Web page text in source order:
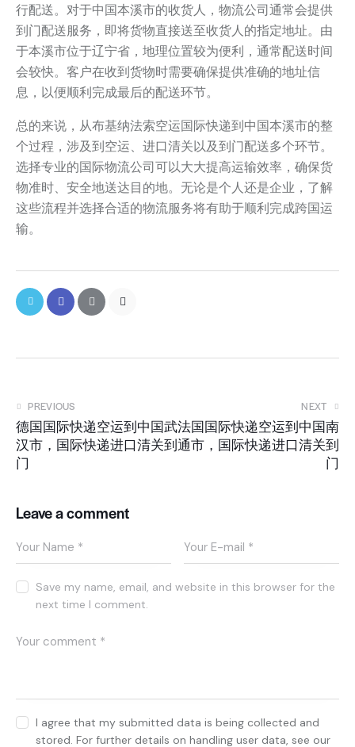
行配送。对于中国本溪市的收货人，物流公司通常会提供
到门配送服务，即将货物直接送至收货人的指定地址。由
于本溪市位于辽宁省，地理位置较为便利，通常配送时间
会较快。客户在收到货物时需要确保提供准确的地址信
息，以便顺利完成最后的配送环节。
总的来说，从布基纳法索空运国际快递到中国本溪市的整
个过程，涉及到空运、进口清关以及到门配送多个环节。
选择专业的国际物流公司可以大大提高运输效率，确保货
物准时、安全地送达目的地。无论是个人还是企业，了解
这些流程并选择合适的物流服务将有助于顺利完成跨国运
输。
PREVIOUS
德国国际快递空运到中国武
汉市，国际快递进口清关到
门
NEXT
法国国际快递空运到中国南
通市，国际快递进口清关到
门
Leave a comment
Save my name, email, and website in this browser for the
next time I comment.
I agree that my submitted data is being collected and
stored. For further details on handling user data, see our